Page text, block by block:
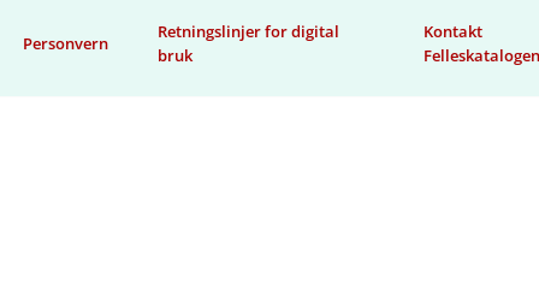
Personvern
Retningslinjer for digital
bruk
Kontakt
Felleskatalogen